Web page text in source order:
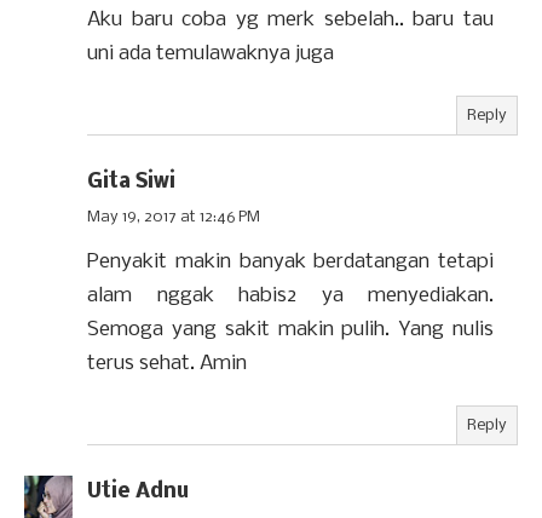
Aku baru coba yg merk sebelah.. baru tau
uni ada temulawaknya juga
Reply
Gita Siwi
May 19, 2017 at 12:46 PM
Penyakit makin banyak berdatangan tetapi
alam nggak habis2 ya menyediakan.
Semoga yang sakit makin pulih. Yang nulis
terus sehat. Amin
Reply
Utie Adnu